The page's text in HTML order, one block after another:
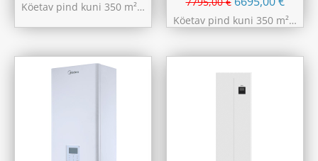
Köetav pind kuni 350 m²…
Köetav pind kuni 350 m²…